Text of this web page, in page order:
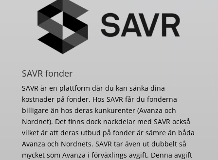
SAVR fonder
SAVR är en plattform där du kan sänka dina
kostnader på fonder. Hos SAVR får du fonderna
billigare än hos deras kunkurenter (Avanza och
Nordnet). Det finns dock nackdelar med SAVR också
vilket är att deras utbud på fonder är sämre än båda
Avanza och Nordnets. SAVR tar även ut dubbelt så
mycket som Avanza i förväxlings avgift. Denna avgift